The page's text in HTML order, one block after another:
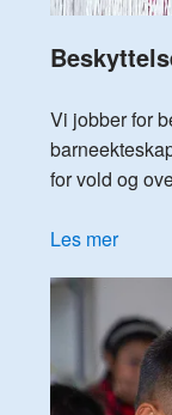
Vi jobber for
for vold og
Les mer